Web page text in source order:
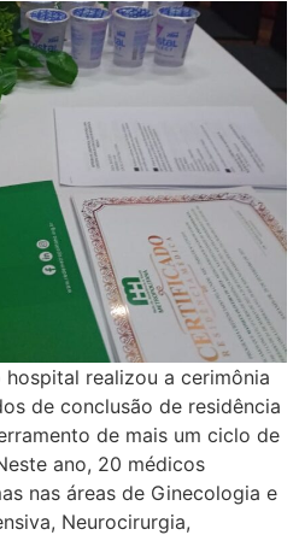
realizou a cerimônia
de conclusão de residência
de mais um ciclo de
ano, 20 médicos
nas áreas de Ginecologia e
Neurocirurgia,